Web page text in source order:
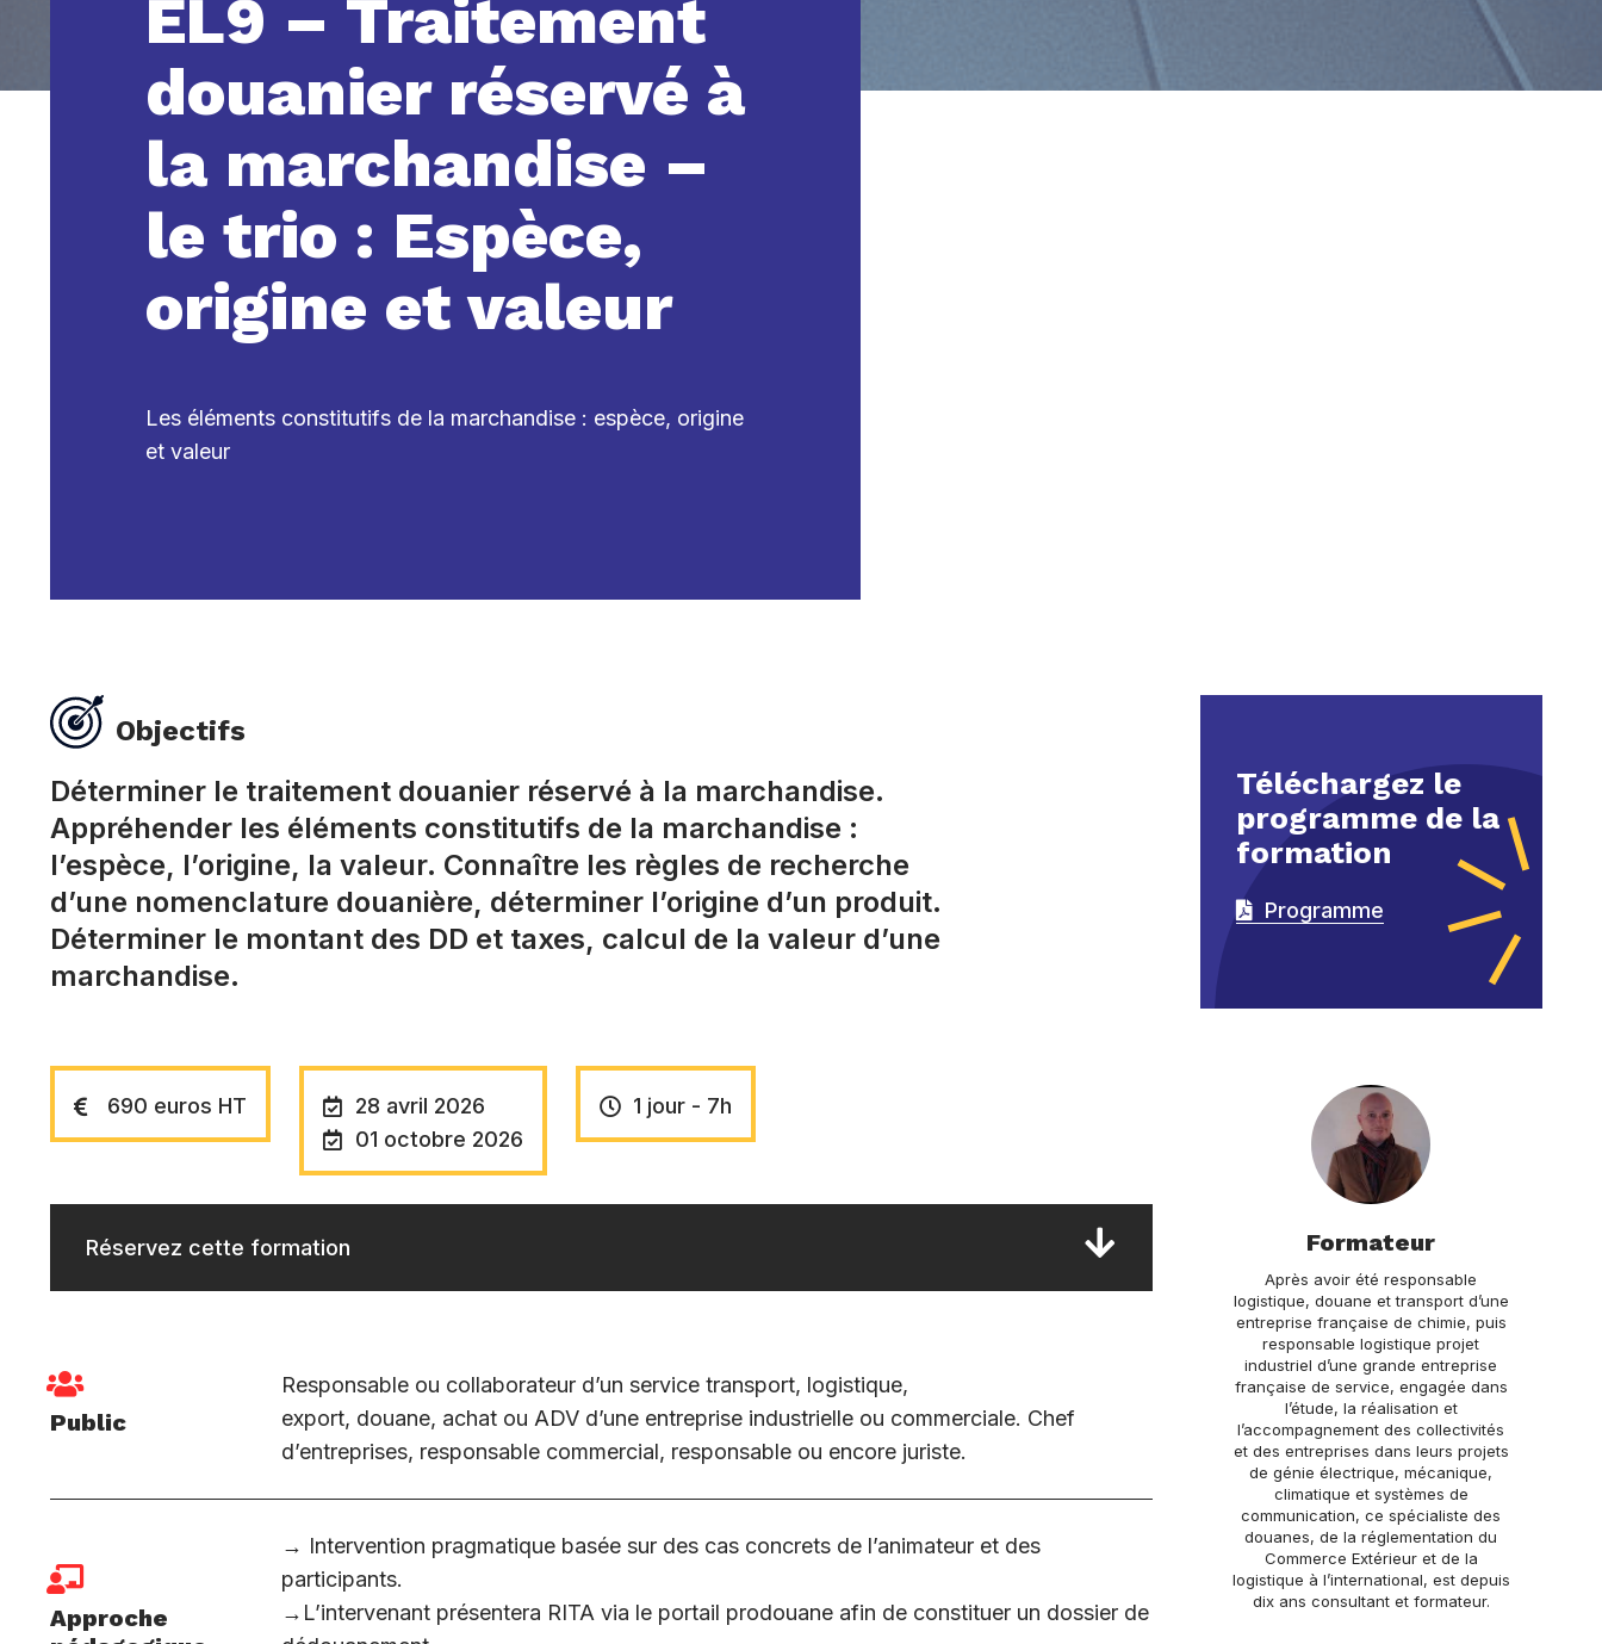
EL9 – Traitement
douanier réservé à
la marchandise –
le trio : Espèce,
origine et valeur
Les éléments constitutifs de la marchandise : espèce, origine
et valeur
Objectifs
Déterminer le traitement douanier réservé à la marchandise.
Appréhender les éléments constitutifs de la marchandise :
l’espèce, l’origine, la valeur. Connaître les règles de recherche
d’une nomenclature douanière, déterminer l’origine d’un produit.
Déterminer le montant des DD et taxes, calcul de la valeur d’une
marchandise.
690 euros HT
28 avril 2026
01 octobre 2026
1 jour - 7h
Réservez cette formation
Public
Responsable ou collaborateur d’un service transport, logistique,
export, douane, achat ou ADV d’une entreprise industrielle ou commerciale. Chef
d’entreprises, responsable commercial, responsable ou encore juriste.
Approche
→ Intervention pragmatique basée sur des cas concrets de l’animateur et des
participants.
→L’intervenant présentera RITA via le portail prodouane afin de constituer un dossier de
Téléchargez le
programme de la
formation
Programme
Formateur
Après avoir été responsable
logistique, douane et transport d’une
entreprise française de chimie, puis
responsable logistique projet
industriel d’une grande entreprise
française de service, engagée dans
l’étude, la réalisation et
l’accompagnement des collectivités
et des entreprises dans leurs projets
de génie électrique, mécanique,
climatique et systèmes de
communication, ce spécialiste des
douanes, de la réglementation du
Commerce Extérieur et de la
logistique à l’international, est depuis
dix ans consultant et formateur.